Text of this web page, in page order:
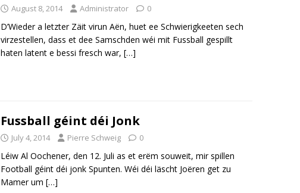
August 8, 2014 Administrator 0
D’Wieder a letzter Zäit virun Aën, huet ee Schwierigkeeten sech
virzestellen, dass et dee Samschden wéi mit Fussball gespillt
haten latent e bessi fresch war, […]
Fussball géint déi Jonk
July 4, 2014 Pierre Schweig 0
Léiw Al Oochener, den 12. Juli as et erëm souweit, mir spillen
Football géint déi jonk Spunten. Wéi déi läscht Joëren get zu
Mamer um […]